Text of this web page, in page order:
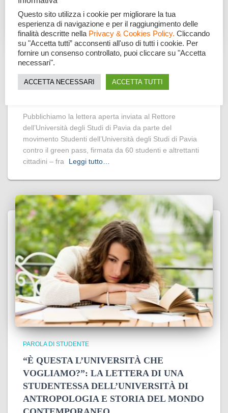
PAROLA DI STUDENTE
LETTERA DEGLI STUDENTI
DELL’UNIVERSITÀ DEGLI STUDI DI
Pubblichiamo la lettera aperta inviata al Rettore
dell’Università degli Studi di Pavia da parte del
movimento Studenti dell’Università degli Studi di Pavia
contro il green pass, firmata da 60 studenti e altrettanti
cittadini – fra
Leggi tutto…
PAROLA DI STUDENTE
“È QUESTA L’UNIVERSITÀ CHE
VOGLIAMO?”: LA LETTERA DI UNA
STUDENTESSA DELL’UNIVERSITÀ DI
ANTROPOLOGIA E STORIA DEL MONDO
Questo sito utilizza i cookie per migliorare la tua
esperienza di navigazione e per il raggiungimento delle
finalità descritte nella Privacy & Cookies Policy. Cliccando
su "Accetta tutti” acconsenti all'uso di tutti i cookie. Per
fornire un consenso controllato, puoi cliccare su "Accetta
necessari".
ACCETTA NECESSARI ACCETTA TUTTI